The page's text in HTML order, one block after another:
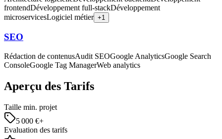
frontendDéveloppement full-stackDéveloppement
microservicesLogiciel métier +1
SEO
Rédaction de contenusAudit SEOGoogle AnalyticsGoogle Search
ConsoleGoogle Tag ManagerWeb analytics
Aperçu des Tarifs
Taille min. projet
5 000 €+
Evaluation des tarifs